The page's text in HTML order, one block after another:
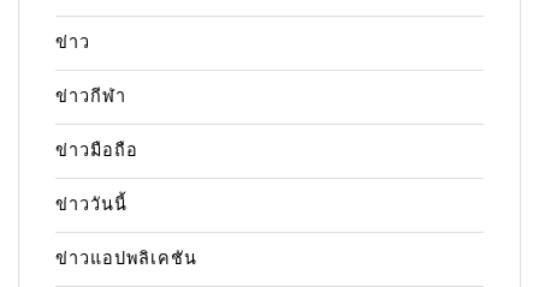
ข่าว
ข่าวกีฬา
ข่าวมือถือ
ข่าววันนี้
ข่าวแอปพลิเคชัน